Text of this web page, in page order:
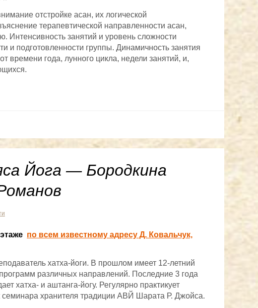
отстройке асан, их логической
терапевтической направленности асан,
Интенсивность занятий и уровень сложности
и подготовленности группы. Динамичность занятия
времени года, лунного цикла, недели занятий, и,
Йога — Бородкина
по всем известному адресу Д. Ковальчук,
хатха-йоги. В прошлом имеет 12-летний
различных направлений. Последние 3 года
хатха- и аштанга-йогу. Регулярно практикует
семинара хранителя традиции АВЙ Шарата Р. Джойса.